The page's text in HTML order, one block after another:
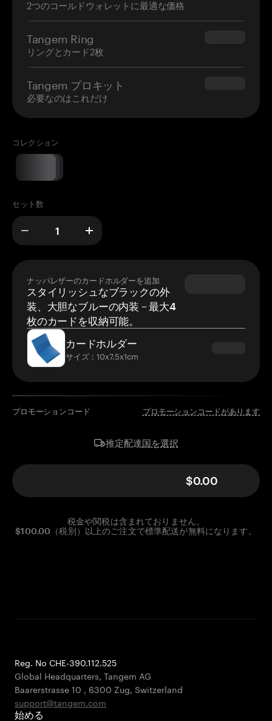
2つのコールドウォレットに最適な価格
Tangem Ring
リングとカード2枚
$160.00
Tangem プロキット
必要なのはこれだけ
$180.00
コレクション
セット数
ナッパレザーのカードホルダーを追加
スタイリッシュなブラックの外
装、大胆なブルーの内装 – 最大4
枚のカードを収納可能。
カードホルダー
サイズ：10x7.5x1cm
プロモーションコード プロモーションコードがあります
推定配達国を選択
$0.00
税金や関税は含まれておりません。
$100.00（税別）以上のご注文で標準配送が無料になります。
Reg. No CHE-390.112.525
Global Headquarters, Tangem AG
Baarerstrasse 10 , 6300 Zug, Switzerland
support@tangem.com
始める